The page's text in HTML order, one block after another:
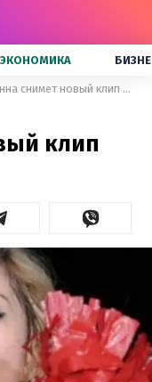
ЭКОНОМИКА
Мадонна снимет новый клип на мясокомбинате
клип